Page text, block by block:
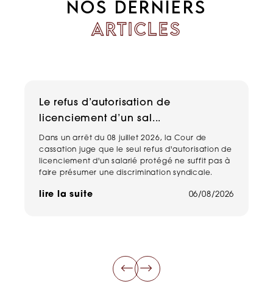
NOS DERNIERS
ARTICLES
Le refus d’autorisation de
licenciement d’un sal...
Dans un arrêt du 08 juillet 2026, la Cour de
cassation juge que le seul refus d'autorisation de
licenciement d'un salarié protégé ne suffit pas à
faire présumer une discrimination syndicale.
lire la suite 06/08/2026